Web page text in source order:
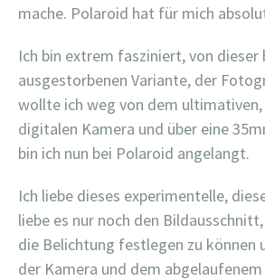
mache. Polaroid hat für mich
Ich bin extrem fasziniert, von dieser
ausgestorbenen Variante, der
wollte ich weg von dem ultimativen,
digitalen Kamera und über eine
bin ich nun bei Polaroid angelangt.
Ich liebe dieses experimentelle,
liebe es nur noch den
die Belichtung festlegen zu können
der Kamera und dem abgelaufenem